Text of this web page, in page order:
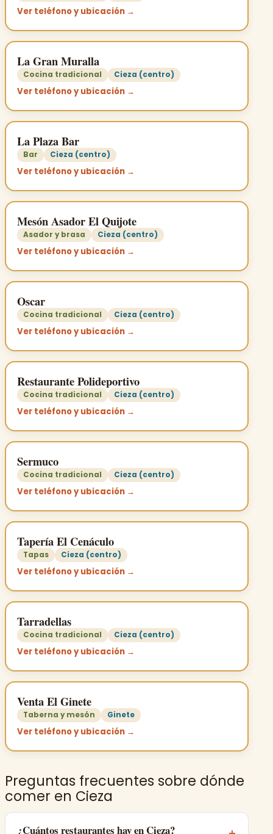
Ver teléfono y ubicación →
La Gran Muralla
Cocina tradicional Cieza (centro)
Ver teléfono y ubicación →
La Plaza Bar
Bar Cieza (centro)
Ver teléfono y ubicación →
Mesón Asador El Quijote
Asador y brasa Cieza (centro)
Ver teléfono y ubicación →
Oscar
Cocina tradicional Cieza (centro)
Ver teléfono y ubicación →
Restaurante Polideportivo
Cocina tradicional Cieza (centro)
Ver teléfono y ubicación →
Sermuco
Cocina tradicional Cieza (centro)
Ver teléfono y ubicación →
Tapería El Cenáculo
Tapas Cieza (centro)
Ver teléfono y ubicación →
Tarradellas
Cocina tradicional Cieza (centro)
Ver teléfono y ubicación →
Venta El Ginete
Taberna y mesón Ginete
Ver teléfono y ubicación →
Preguntas frecuentes sobre dónde
comer en Cieza
¿Cuántos restaurantes hay en Cieza?